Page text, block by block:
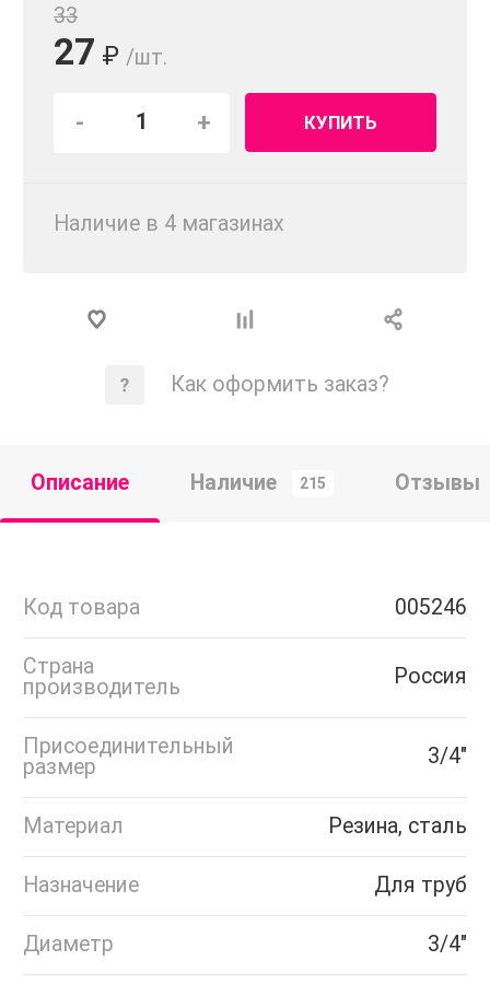
33
27 ₽ /шт.
- + КУПИТЬ
Наличие в 4 магазинах
Как оформить заказ?
Описание Наличие 215 Отзывы
Код товара 005246
Страна
производитель
Россия
Присоединительный
размер
3/4"
Материал Резина, сталь
Назначение Для труб
Диаметр 3/4"